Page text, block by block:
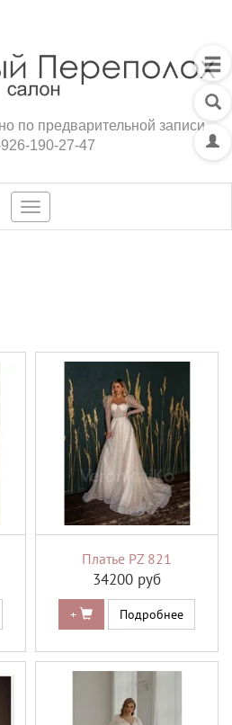
по предварительной записи
190-27-47
Toggle
navigation
Платье PZ 821
34200 руб
+ Подробнее